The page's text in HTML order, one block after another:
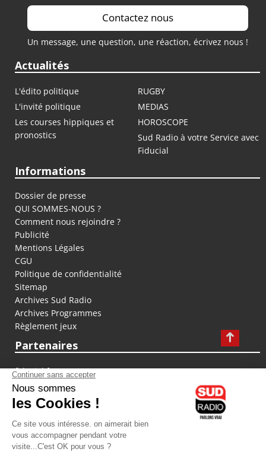
Contactez nous
Un message, une question, une réaction, écrivez nous !
Actualités
L'édito politique
RUGBY
L'invité politique
MEDIAS
Les courses hippiques et
pronostics
HOROSCOPE
Sud Radio à votre Service avec
Fiducial
Informations
Dossier de presse
QUI SOMMES-NOUS ?
Comment nous rejoindre ?
Publicité
Mentions Légales
CGU
Politique de confidentialité
Sitemap
Archives Sud Radio
Archives Programmes
Règlement jeux
Partenaires
fiducial.fr
lyoncapitale.fr
olympique-et-lyonnais.com
L'application Iphone / Android